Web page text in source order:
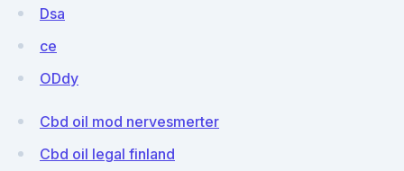
Dsa
ce
ODdy
Cbd oil mod nervesmerter
Cbd oil legal finland